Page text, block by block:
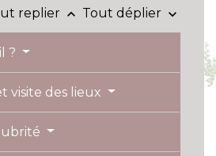
replier keyboard_arrow_up Tout déplier keyboard_arrow_down
?
visite des lieux